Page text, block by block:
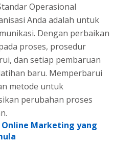
Operasional
Anda adalah untuk
Dengan perbaikan
proses, prosedur
dan setiap pembaruan
baru. Memperbarui
metode untuk
perubahan proses
Online Marketing yang